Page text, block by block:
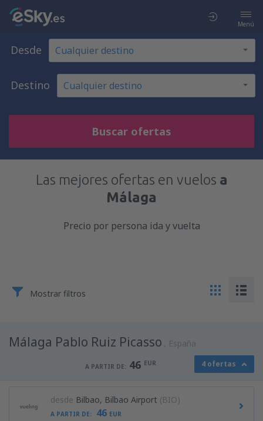
Menú
Desde
Destino
Buscar ofertas
Las mejores ofertas en vuelos a
Málaga
Precio por persona ida y vuelta
Mostrar filtros
Málaga Pablo Ruiz Picasso España
A PARTIR DE: 46 EUR 4 ofertas
desde Bilbao, Bilbao Airport (BIO)
A PARTIR DE: 46 EUR